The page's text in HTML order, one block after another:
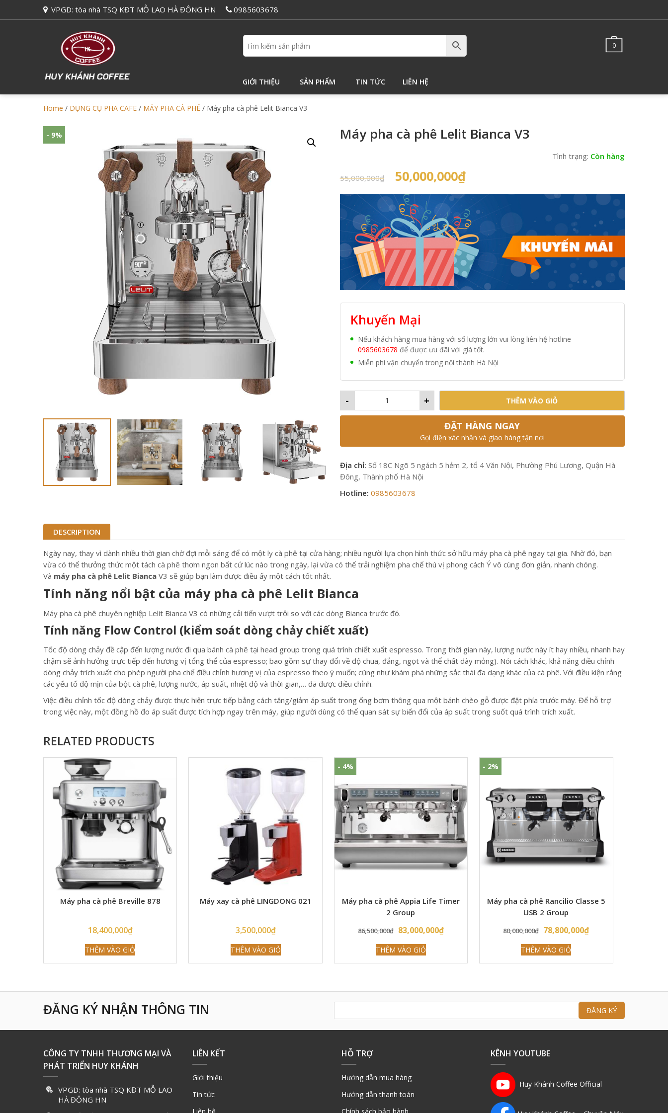
VPGD: tòa nhà TSQ KĐT MỖ LAO HÀ ĐÔNG HN 0985603678
0
GIỚI THIỆU SẢN PHẨM TIN TỨC LIÊN HỆ
Home / DỤNG CỤ PHA CAFE / MÁY PHA CÀ PHÊ / Máy pha cà phê Lelit Bianca V3
- 9% Máy pha cà phê Lelit Bianca V3
Tình trạng: Còn hàng
55,000,000₫ Original
price
was:
55,000,000₫.
50,000,000₫Current
is:
50,000,000₫.
Khuyến Mại
Nếu khách hàng mua hàng với số lượng lớn vui lòng liên hệ hotline
0985603678 để được ưu đãi với giá tốt.
Miễn phí vận chuyển trong nội thành Hà Nội
+
- THÊM VÀO GIỎ
ĐẶT HÀNG NGAY
Gọi điện xác nhận và giao hàng tận nơi
Địa chỉ: Số 18C Ngõ 5 ngách 5 hẻm 2, tổ 4 Văn Nội, Phường Phú Lương, Quận Hà
Đông, Thành phố Hà Nội
Hotline: 0985603678
DESCRIPTION
Ngày nay, thay vì dành nhiều thời gian chờ đợi mỗi sáng để có một ly cà phê tại cửa hàng; nhiều người lựa chọn hình thức sở hữu máy pha cà phê ngay tại gia. Nhờ đó, bạn
vừa có thể thưởng thức một tách cà phê thơm ngon bất cứ lúc nào trong ngày, lại vừa có thể trải nghiệm pha chế thú vị phong cách Ý vô cùng đơn giản, nhanh chóng.
Và máy pha cà phê Lelit Bianca V3 sẽ giúp bạn làm được điều ấy một cách tốt nhất.
Tính năng nổi bật của máy pha cà phê Lelit Bianca
Máy pha cà phê chuyên nghiệp Lelit Bianca V3 có những cải tiến vượt trội so với các dòng Bianca trước đó.
Tính năng Flow Control (kiểm soát dòng chảy chiết xuất)
Tốc độ dòng chảy đề cập đến lượng nước đi qua bánh cà phê tại head group trong quá trình chiết xuất espresso. Trong thời gian này, lượng nước này ít hay nhiều, nhanh hay
chậm sẽ ảnh hưởng trực tiếp đến hương vị tổng thể của espresso; bao gồm sự thay đổi về độ chua, đắng, ngọt và thể chất dày mỏng). Nói cách khác, khả năng điều chỉnh
dòng chảy trích xuất cho phép người pha chế điều chỉnh hương vị của espresso theo ý muốn; cũng như khám phá những sắc thái đa dạng khác của cà phê. Với điều kiện rằng
các yếu tố độ mịn của bột cà phê, lượng nước, áp suất, nhiệt độ và thời gian,… đã được điều chỉnh.
Việc điều chỉnh tốc độ dòng chảy được thực hiện trực tiếp bằng cách tăng/giảm áp suất trong ống bơm thông qua một bánh chèo gỗ được đặt phía trước máy. Để hỗ trợ
trong việc này, một đồng hồ đo áp suất được tích hợp ngay trên máy, giúp người dùng có thể quan sát sự biến đổi của áp suất trong suốt quá trình trích xuất.
RELATED PRODUCTS
Máy pha cà phê Breville 878
18,400,000₫
THÊM VÀO GIỎ
Máy xay cà phê LINGDONG 021
3,500,000₫
THÊM VÀO GIỎ
- 4%
Máy pha cà phê Appia Life Timer
2 Group
86,500,000₫ Original
price
was:
86,500,000₫.
83,000,000₫Current
83,000,000₫.
THÊM VÀO GIỎ
- 2%
Máy pha cà phê Rancilio Classe 5
USB 2 Group
80,000,000₫ Original
price
was:
80,000,000₫.
78,800,000₫Current
78,800,000₫.
THÊM VÀO GIỎ
ĐĂNG KÝ NHẬN THÔNG TIN
CÔNG TY TNHH THƯƠNG MẠI VÀ
PHÁT TRIỂN HUY KHÁNH
VPGD: tòa nhà TSQ KĐT MỖ LAO
HÀ ĐÔNG HN
LIÊN KẾT
Giới thiệu
Tin tức
HỖ TRỢ
Hướng dẫn mua hàng
Hướng dẫn thanh toán
KÊNH YOUTUBE
Huy Khánh Coffee Official